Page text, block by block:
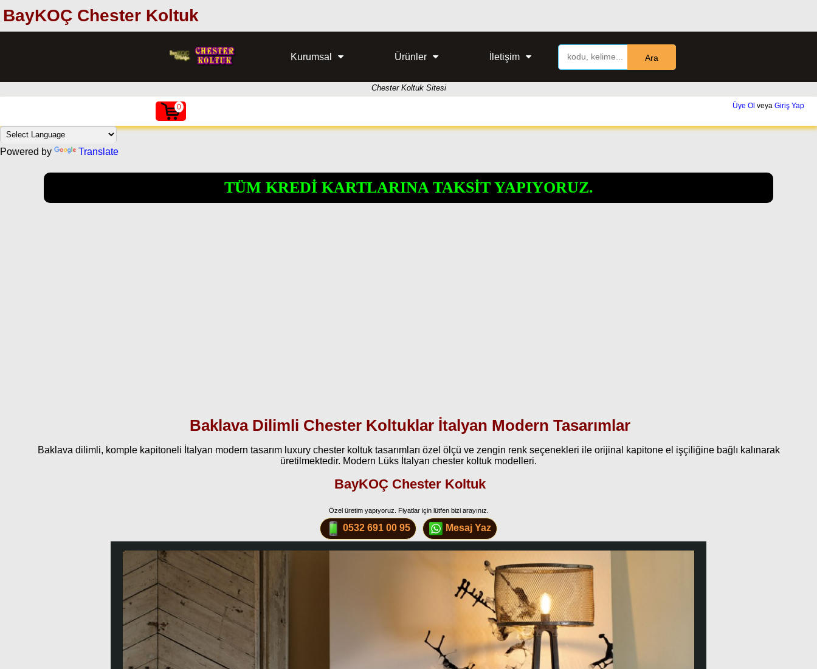
BayKOÇ Chester Koltuk
Kurumsal Ürünler İletişim Ara
Chester Koltuk Sitesi
0 Üye Ol veya Giriş Yap
Powered by Translate
TÜM KREDİ KARTLARINA TAKSİT YAPIYORUZ.
Baklava Dilimli Chester Koltuklar İtalyan Modern Tasarımlar
Baklava dilimli, komple kapitoneli İtalyan modern tasarım luxury chester koltuk tasarımları özel ölçü ve zengin renk seçenekleri ile orijinal kapitone el işçiliğine bağlı kalınarak
üretilmektedir. Modern Lüks İtalyan chester koltuk modelleri.
BayKOÇ Chester Koltuk
Özel üretim yapıyoruz. Fiyatlar için lütfen bizi arayınız.
0532 691 00 95 Mesaj Yaz